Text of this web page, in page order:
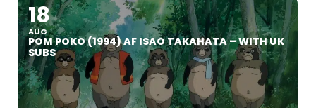
18
AUG
POM POKO (1994) AF ISAO TAKAHATA – WITH UK
SUBS